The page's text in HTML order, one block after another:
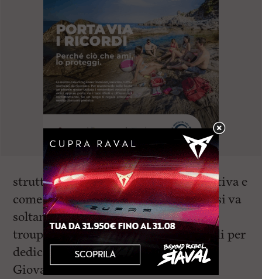
struttura architettonicamente suggestiva e
come luogo di socialità nel quale non si va
soltanto a fare la spesa quotidiana. La
troupe ha poi raggiunto Villa Mimbelli per
dedicare un servizio alla mostra su
Giovanni Fattori.